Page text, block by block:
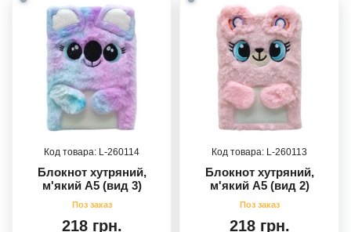
260114
Блокнот хутряний,
м'який А5 (вид 3)
218 грн.
260113
Блокнот хутряний,
м'який А5 (вид 2)
218 грн.